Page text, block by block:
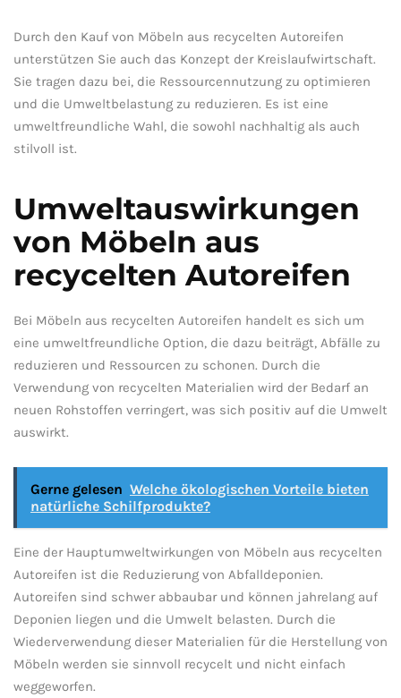
Durch den⁤ Kauf von Möbeln aus recycelten Autoreifen
unterstützen ‌Sie auch das Konzept der ‌Kreislaufwirtschaft.
Sie tragen dazu bei,‌ die Ressourcennutzung zu optimieren
und ⁣die Umweltbelastung zu ​reduzieren. Es⁢ ist eine
umweltfreundliche Wahl, die sowohl ⁣nachhaltig ‌als auch
stilvoll ist.
Umweltauswirkungen
⁤von Möbeln aus
⁤recycelten Autoreifen
Bei Möbeln aus recycelten Autoreifen handelt‍ es sich um
eine umweltfreundliche Option, die dazu beiträgt,⁢ Abfälle zu
reduzieren und Ressourcen zu schonen. Durch die
Verwendung von recycelten Materialien wird der Bedarf an
neuen Rohstoffen ‍verringert, ⁢was sich positiv auf die ‌Umwelt
auswirkt.
Gerne gelesen Welche ökologischen Vorteile bieten
natürliche Schilfprodukte?
Eine der Hauptumweltwirkungen ⁣von Möbeln​ aus recycelten ​
Autoreifen ist⁣ die Reduzierung von Abfalldeponien.
⁣Autoreifen sind schwer abbaubar und können jahrelang auf
Deponien liegen und die Umwelt belasten. Durch die
Wiederverwendung dieser Materialien für ‌die‌ Herstellung von
Möbeln werden​ sie sinnvoll recycelt und nicht einfach
weggeworfen.